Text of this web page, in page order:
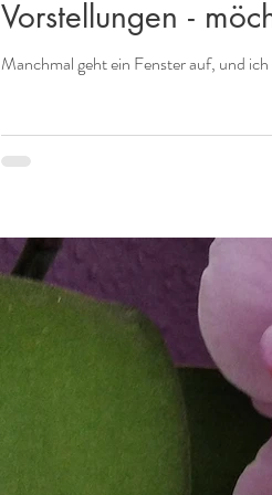
Vorstellungen -
Manchmal geht ein Fenster auf, und